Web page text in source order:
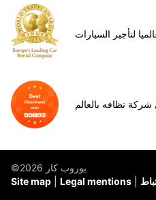
لتأجير السيارات
نظافه بالعالم
©يوروب كار 2026
Site map
Legal mentions